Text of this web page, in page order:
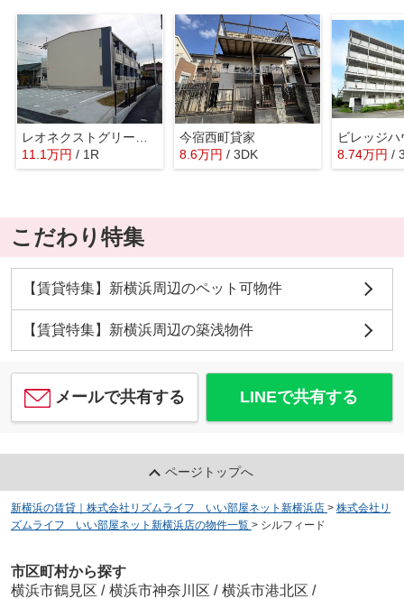
11.1万円 / 1R
今宿西町貸家
8.6万円 / 3DK 8.74万円 /
こだわり特集
【賃貸特集】新横浜周辺のペット可物件
【賃貸特集】新横浜周辺の築浅物件
メールで共有する LINEで共有する
ページトップへ
新横浜の賃貸｜株式会社リズムライフ いい部屋ネット新横浜店 > 株式会社リ
ズムライフ いい部屋ネット新横浜店の物件一覧 > シルフィード
市区町村から探す
横浜市鶴見区 / 横浜市神奈川区 / 横浜市港北区 /